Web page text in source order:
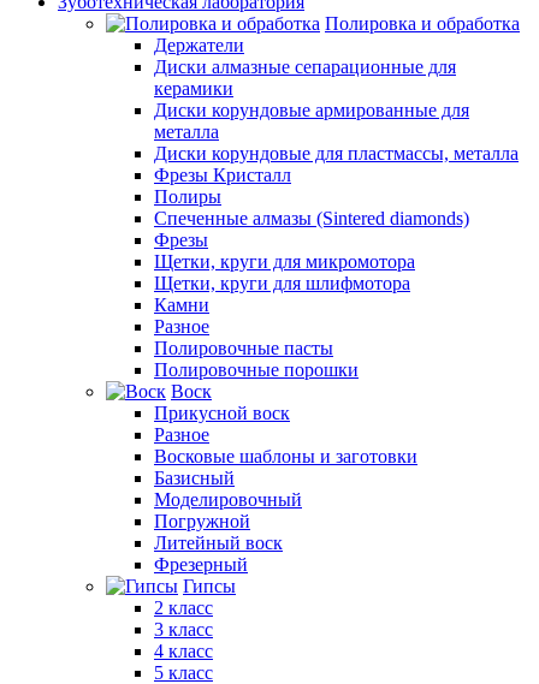
Полировка и обработка
Держатели
Диски алмазные сепарационные для
керамики
Диски корундовые армированные для
металла
Диски корундовые для пластмассы, металла
Фрезы Кристалл
Полиры
Спеченные алмазы (Sintered diamonds)
Фрезы
Щетки, круги для микромотора
Щетки, круги для шлифмотора
Камни
Разное
Полировочные пасты
Полировочные порошки
Воск
Прикусной воск
Разное
Восковые шаблоны и заготовки
Базисный
Моделировочный
Погружной
Литейный воск
Фрезерный
Гипсы
2 класс
3 класс
4 класс
5 класс